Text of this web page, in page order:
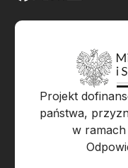
Projekt
państwa,
w ramach